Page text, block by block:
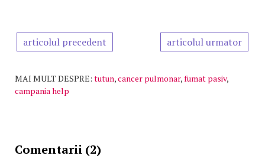
articolul precedent articolul urmator
MAI MULT DESPRE: tutun,cancer pulmonar,fumat pasiv,
campania help
Comentarii (2)